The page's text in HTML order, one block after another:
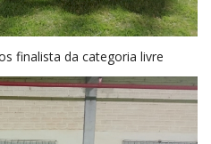
finalista da categoria livre